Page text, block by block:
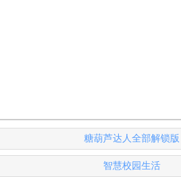
糖葫芦达人全部解锁版
智慧校园生活